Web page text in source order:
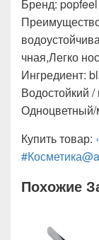
Бренд: popfeel
чная,Легко
Ингредиент:
Водостойкий
Одноцветный/
Купить товар:
Похожие